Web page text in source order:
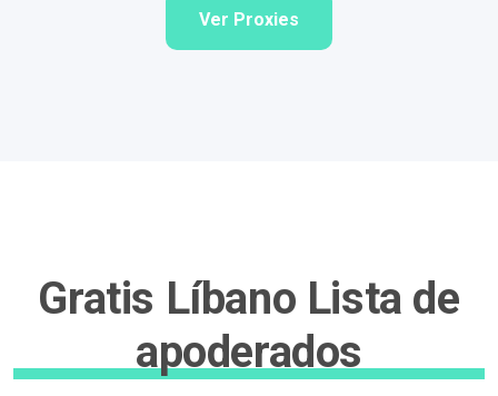
Ver Proxies
Gratis Líbano Lista de
apoderados